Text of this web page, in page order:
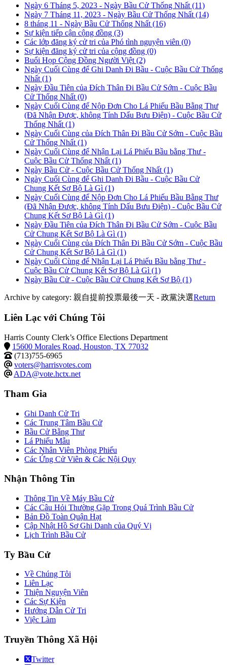
Ngày 6 Tháng 5, 2023 - Ngày Bầu Cử Thống Nhất (11)
Ngày 7 Tháng 11, 2023 - Ngày Bầu Cử Thống Nhất (14)
8 tháng 11 - Ngày Bầu Cử Thống Nhất (16)
Sự kiện tiếp cận cộng đồng (3)
Các lớp đăng ký cử tri của Phó tình nguyện viên (0)
Sự kiện đăng ký cử tri của cộng đồng (0)
Buổi Họp Cộng Đồng Người Việt (2)
Ngày Cuối Cùng để Ghi Danh Đi Bầu - Cuộc Bầu Cử Thống
Nhất (1)
Ngày Đầu Tiên của Đích Thân Đi Bầu Cử Sớm - Cuộc Bầu
Cử Thống Nhất (0)
Ngày Cuối Cùng để Nộp Đơn Cho Lá Phiếu Bầu Bằng Thư
(Đã Nhận Được, không Tính Dấu Bưu Điện) - Cuộc Bầu Cử
Thống Nhất (1)
Ngày Cuối Cùng của Đích Thân Đi Bầu Cử Sớm - Cuộc Bầu
Cử Thống Nhất (1)
Ngày Cuối Cùng để Nhận Lại Lá Phiếu Bầu bằng Thư -
Cuộc Bầu Cử Thống Nhất (1)
Ngày Bầu Cử - Cuộc Bầu Cử Thống Nhất (1)
Ngày Cuối Cùng để Ghi Danh Đi Bầu - Cuộc Bầu Cử
Chung Kết Sơ Bộ Là Gì (1)
Ngày Cuối Cùng để Nộp Đơn Cho Lá Phiếu Bầu Bằng Thư
(Đã Nhận Được, không Tính Dấu Bưu Điện) - Cuộc Bầu Cử
Chung Kết Sơ Bộ Là Gì (1)
Ngày Đầu Tiên của Đích Thân Đi Bầu Cử Sớm - Cuộc Bầu
Cử Chung Kết Sơ Bộ Là Gì (1)
Ngày Cuối Cùng của Đích Thân Đi Bầu Cử Sớm - Cuộc Bầu
Cử Chung Kết Sơ Bộ Là Gì (1)
Ngày Cuối Cùng để Nhận Lại Lá Phiếu Bầu bằng Thư -
Cuộc Bầu Cử Chung Kết Sơ Bộ Là Gì (1)
Ngày Bầu Cử - Cuộc Bầu Cử Chung Kết Sơ Bộ (1)
Archive by category: 親自提前投票最後一天 - 政黨決選Return
Liên Lạc với Chúng Tôi
Harris County Clerk’s Office Elections Department
15600 Morales Road, Houston, TX 77032
(713)755-6965
voters@harrisvotes.com
ADA@vote.hctx.net
Tham Gia
Ghi Danh Cử Tri
Các Trung Tâm Bầu Cử
Bầu Cử Bằng Thư
Lá Phiếu Mẫu
Các Nhân Viên Phòng Phiếu
Các Ứng Cử Viên & Các Nội Quy
Nhận Thông Tin
Thông Tin Về Máy Bầu Cử
Các Câu Hỏi Thường Gặp Trong Quá Trình Bầu Cử
Bản Đồ Toàn Quận Hạt
Cập Nhật Hồ Sơ Ghi Danh của Quý Vị
Lịch Trình Bầu Cử
Ty Bầu Cử
Về Chúng Tôi
Liên Lạc
Thiện Nguyện Viên
Các Sự Kiện
Hướng Dẫn Cử Tri
Việc Làm
Truyền Thông Xã Hội
Twitter